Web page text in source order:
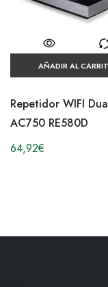
AÑADIR AL
Repetidor WIFI
AC750 RE580D
64,92€